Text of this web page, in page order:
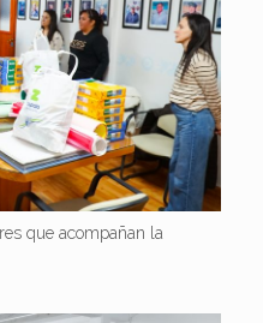
que acompañan la